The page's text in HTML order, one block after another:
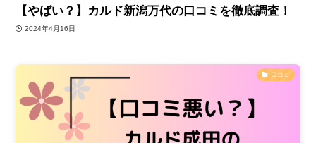
【やばい？】カルド新潟万代の口コミを徹底調査！
2024年4月16日
口コミ